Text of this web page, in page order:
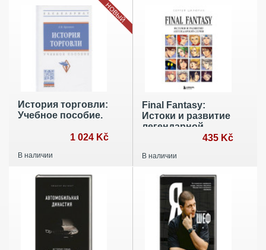
История торговли:
Учебное пособие.
1 024 Kč
В наличии
НОВЫЙ
Final Fantasy:
Истоки и развитие
легендарной
435 Kč
В наличии